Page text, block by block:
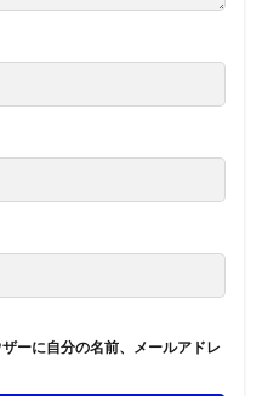
ーに自分の名前、メールアドレ